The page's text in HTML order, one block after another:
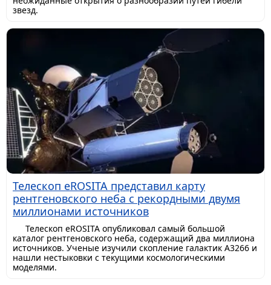
звезд.
Телескоп eROSITA представил карту
рентгеновского неба с рекордными двумя
миллионами источников
Телескоп eROSITA опубликовал самый большой
каталог рентгеновского неба, содержащий два миллиона
источников. Ученые изучили скопление галактик A3266 и
нашли нестыковки с текущими космологическими
моделями.